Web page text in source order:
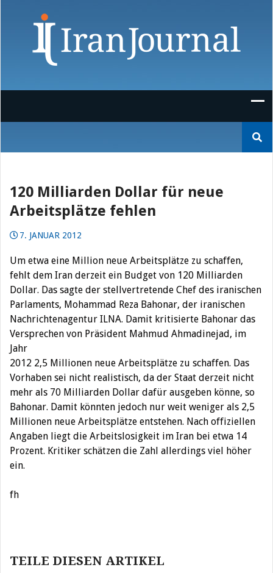
nach:
120 Milliarden Dollar für neue
Arbeitsplätze fehlen
7. JANUAR 2012
Um etwa eine Million neue Arbeitsplätze zu schaffen,
fehlt dem Iran derzeit ein Budget von 120 Milliarden
Dollar. Das sagte der stellvertretende Chef des iranischen
Parlaments, Mohammad Reza Bahonar, der iranischen
Nachrichtenagentur ILNA. Damit kritisierte Bahonar das
Versprechen von Präsident Mahmud Ahmadinejad, im
Jahr
2012 2,5 Millionen neue Arbeitsplätze zu schaffen. Das
Vorhaben sei nicht realistisch, da der Staat derzeit nicht
mehr als 70 Milliarden Dollar dafür ausgeben könne, so
Bahonar. Damit könnten jedoch nur weit weniger als 2,5
Millionen neue Arbeitsplätze entstehen. Nach offiziellen
Angaben liegt die Arbeitslosigkeit im Iran bei etwa 14
Prozent. Kritiker schätzen die Zahl allerdings viel höher
ein.
fh
TEILE DIESEN ARTIKEL